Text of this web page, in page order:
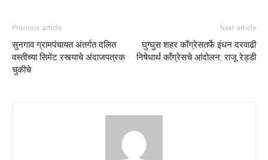
Previous article
सुनगाव ग्रामपंचायत अंतर्गत दलित
वस्तीच्या सिमेंट रस्त्याचे अंदाजपत्रक
चुकीचे
Next article
घुग्घुस शहर काँग्रेसतर्फे इंधन दरवाढी
निषेधार्थ काँग्रेसचे आंदोलन: राजू रेड्डी